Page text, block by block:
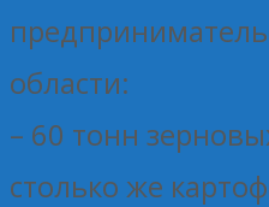
области:
– 60 тонн
столько же